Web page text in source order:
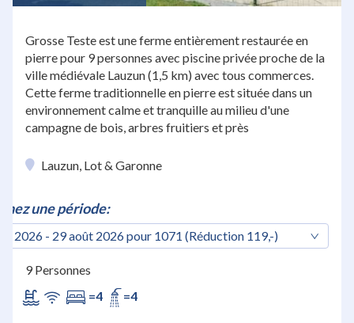
Grosse Teste est une ferme entièrement restaurée en
pierre pour 9 personnes avec piscine privée proche de la
ville médiévale Lauzun (1,5 km) avec tous commerces.
Cette ferme traditionnelle en pierre est située dans un
environnement calme et tranquille au milieu d'une
campagne de bois, arbres fruitiers et près
Lauzun, Lot & Garonne
une période:
2026 - 29 août 2026 pour 1071 (Réduction 119,-)
9 Personnes
=4
=4